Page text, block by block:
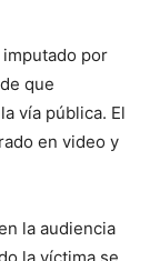
por
que
vía pública. El
en video y
la audiencia
la víctima se